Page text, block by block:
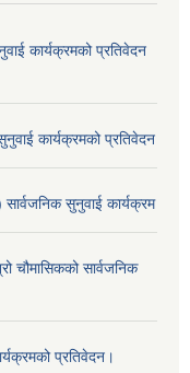
कार्यक्रमको प्रतिवेदन
कार्यक्रमको प्रतिवेदन
सुनुवाई कार्यक्रम
चौमासिकको सार्वजनिक
प्रतिवेदन।